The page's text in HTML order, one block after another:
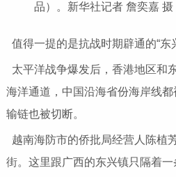
品）。新华社记者 詹奕嘉 摄
值得一提的是抗战时期辟通的“东
太平洋战争爆发后，香港地区和
海洋通道，中国沿海省份海岸线
输链也被切断。
越南海防市的侨批局经营人陈植
街。这里跟广西的东兴镇只隔着